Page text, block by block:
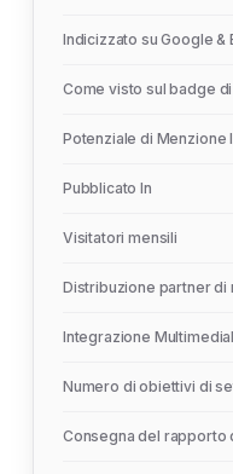
Indicizzato su Google &
Come visto sul badge
Potenziale di Menzione
Pubblicato In
Visitatori mensili
Distribuzione partner di
Integrazione
Numero di obiettivi di